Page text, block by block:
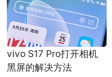
vivo S17 Pro打开相机
黑屏的解决方法